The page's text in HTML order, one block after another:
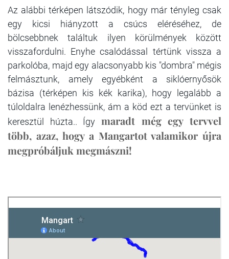
Az alábbi térképen látszódik, hogy már tényleg csak
egy kicsi hiányzott a csúcs eléréséhez, de
bölcsebbnek találtuk ilyen körülmények között
visszafordulni. Enyhe csalódással tértünk vissza a
parkolóba, majd egy alacsonyabb kis "dombra" mégis
felmásztunk, amely egyébként a siklóernyősök
bázisa (térképen kis kék karika), hogy legalább a
túloldalra lenézhessünk, ám a köd ezt a tervünket is
keresztül húzta.. Így maradt még egy tervvel
több, azaz, hogy a Mangartot valamikor újra
megpróbáljuk megmászni!